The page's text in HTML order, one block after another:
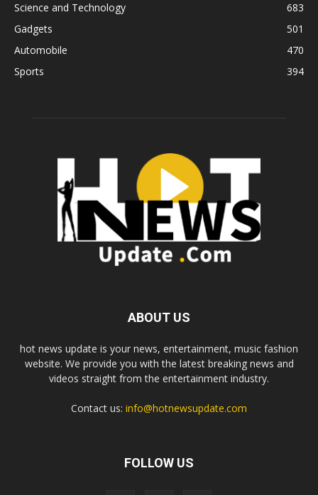
Science and Technology
683
Gadgets
501
Automobile
470
Sports
394
ABOUT US
hot news update is your news, entertainment, music fashion
website. We provide you with the latest breaking news and
videos straight from the entertainment industry.
Contact us: info@hotnewsupdate.com
FOLLOW US